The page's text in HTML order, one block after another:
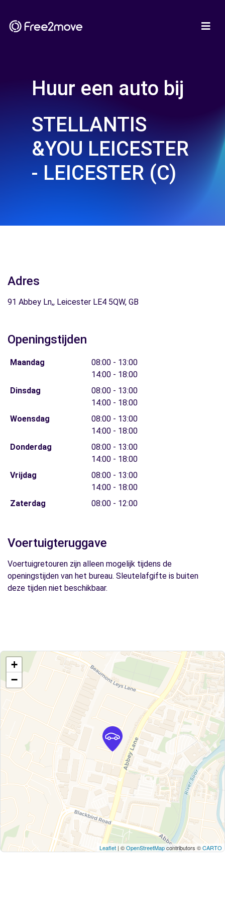
Huur een auto bij
STELLANTIS
&YOU LEICESTER
- LEICESTER (C)
Adres
91 Abbey Ln,, Leicester LE4 5QW, GB
Openingstijden
Maandag
08:00 - 13:00
14:00 - 18:00
Dinsdag
08:00 - 13:00
14:00 - 18:00
Woensdag
08:00 - 13:00
14:00 - 18:00
Donderdag
08:00 - 13:00
14:00 - 18:00
Vrijdag
08:00 - 13:00
14:00 - 18:00
Zaterdag
08:00 - 12:00
Voertuigteruggave
Voertuigretouren zijn alleen mogelijk tijdens de
openingstijden van het bureau. Sleutelafgifte is buiten
deze tijden niet beschikbaar.
+
−
Leaflet | ©OpenStreetMapcontributors ©CARTO